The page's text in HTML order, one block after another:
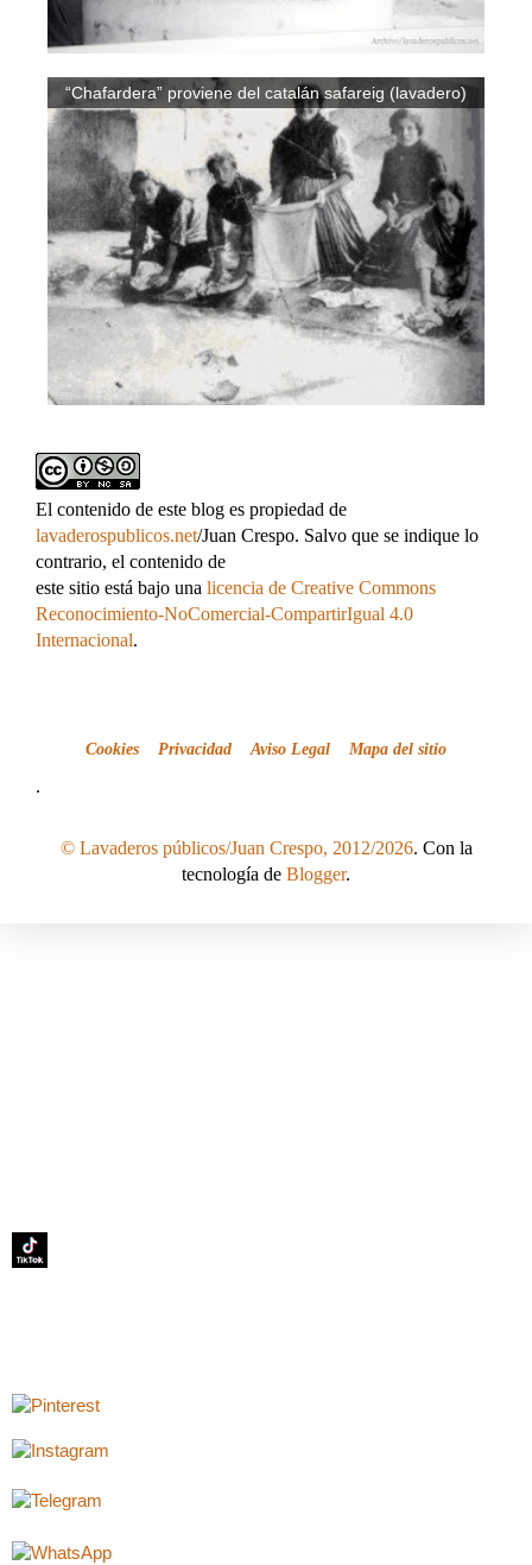
“Chafardera” proviene del catalán safareig (lavadero)
El contenido de este blog es propiedad de
lavaderospublicos.net/Juan Crespo. Salvo que se indique lo
contrario, el contenido de
este sitio está bajo una licencia de Creative Commons
Reconocimiento-NoComercial-CompartirIgual 4.0
Internacional.
Cookies Privacidad Aviso Legal Mapa del sitio
.
© Lavaderos públicos/Juan Crespo, 2012/2026. Con la
tecnología de Blogger.